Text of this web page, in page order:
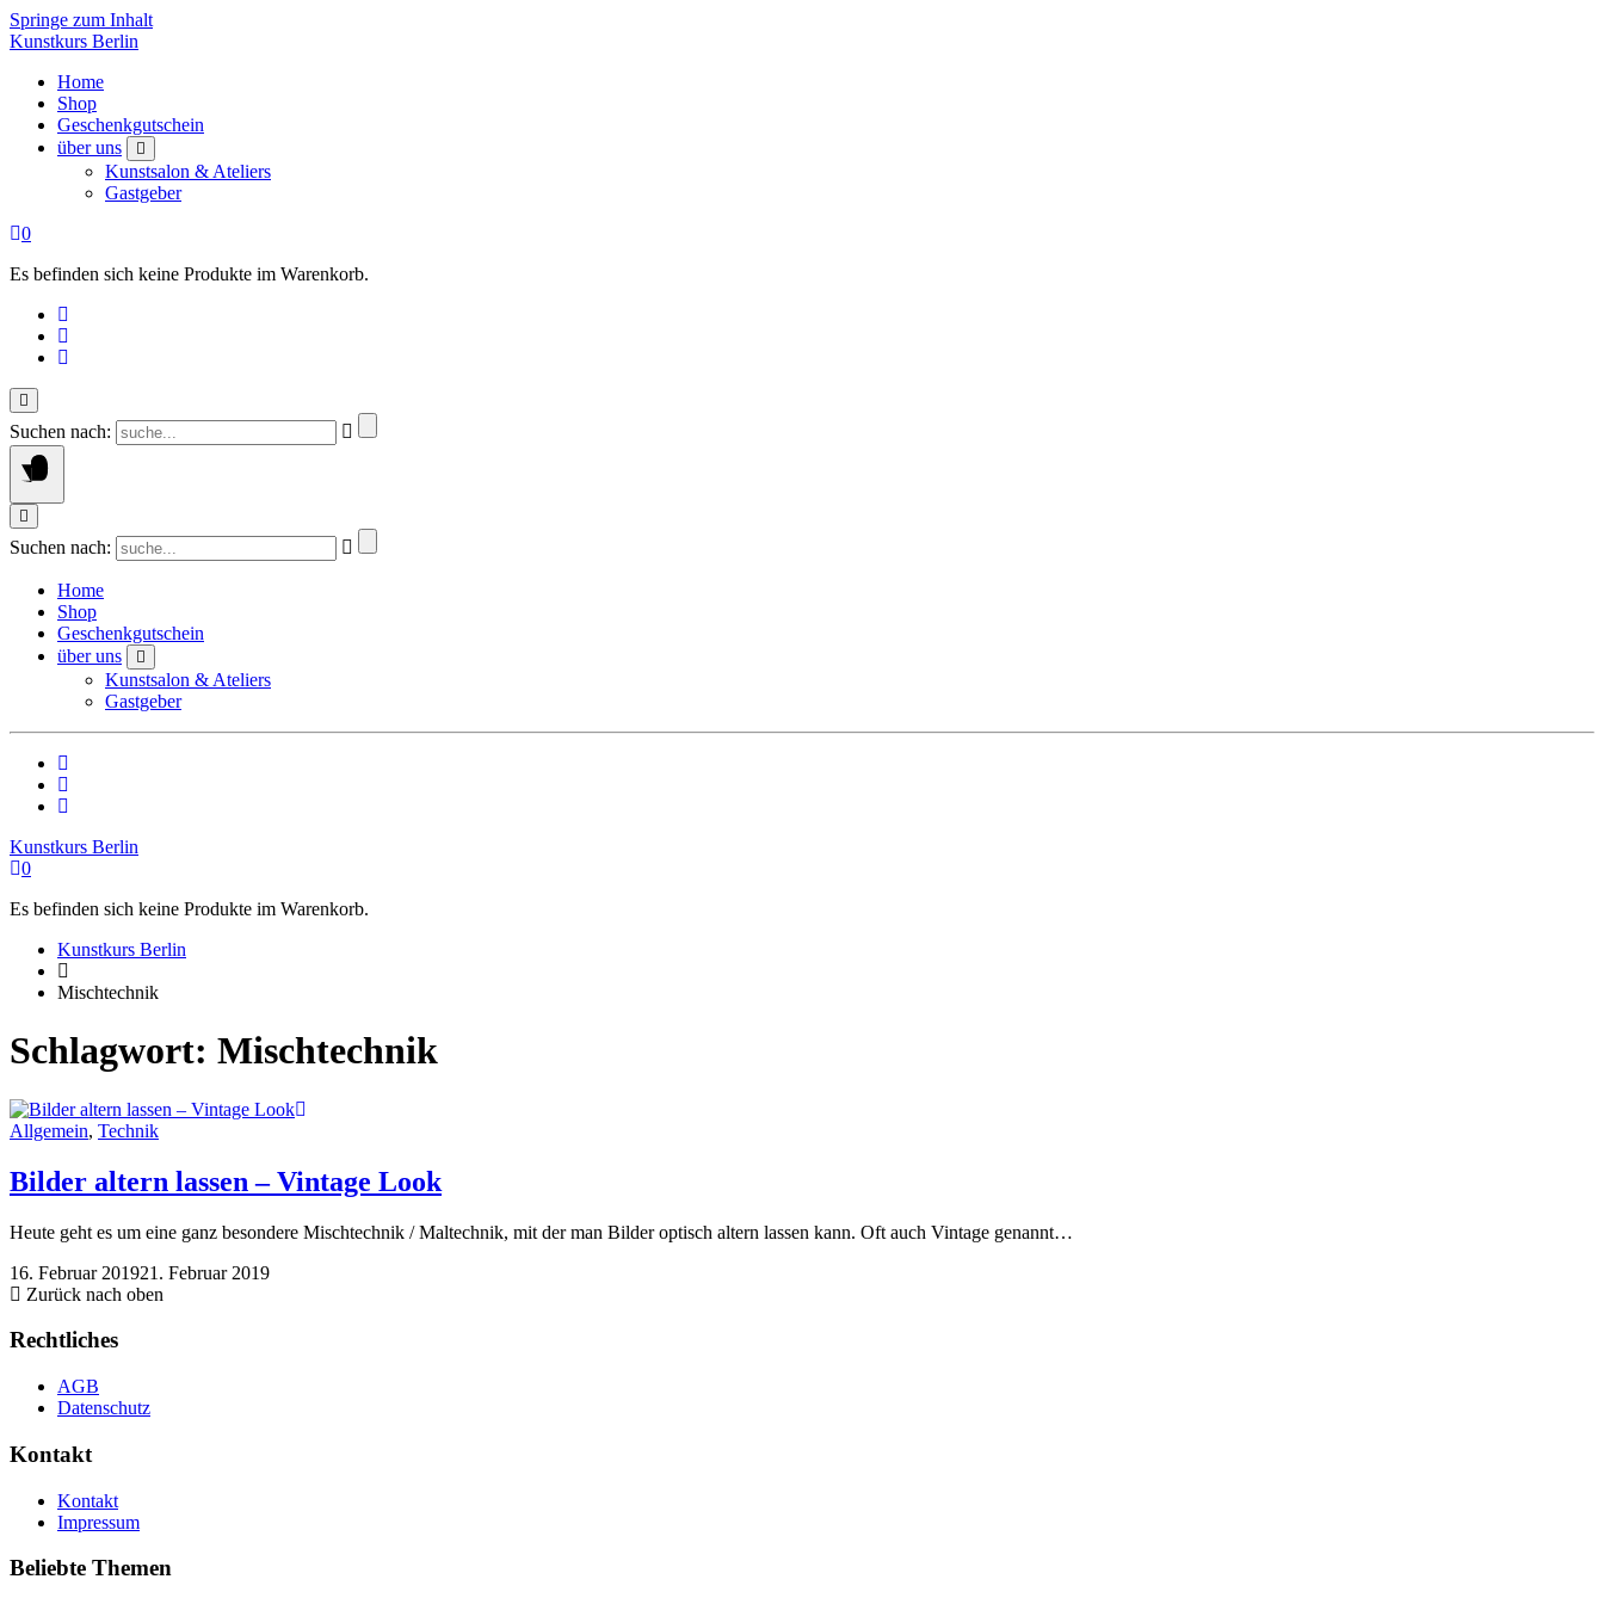
Springe zum Inhalt
Kunstkurs Berlin
Home
Shop
Geschenkgutschein
über uns
Kunstsalon & Ateliers
Gastgeber
0
Es befinden sich keine Produkte im Warenkorb.
Suchen nach:
Suchen nach:
Home
Shop
Geschenkgutschein
über uns
Kunstsalon & Ateliers
Gastgeber
Kunstkurs Berlin
0
Es befinden sich keine Produkte im Warenkorb.
Kunstkurs Berlin
Mischtechnik
Schlagwort: Mischtechnik
Allgemein, Technik
Bilder altern lassen – Vintage Look
Heute geht es um eine ganz besondere Mischtechnik / Maltechnik, mit der man Bilder optisch altern lassen kann. Oft auch Vintage genannt…
16. Februar 201921. Februar 2019
Zurück nach oben
Rechtliches
AGB
Datenschutz
Kontakt
Kontakt
Impressum
Beliebte Themen